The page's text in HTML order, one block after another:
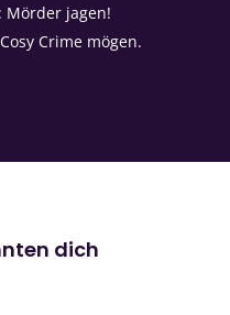
jagen!
Crime mögen.
dich